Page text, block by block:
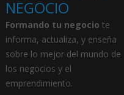
NEGOCIO
Formando tu negocio te
informa, actualiza, y enseña
sobre lo mejor del mundo de
los negocios y el
emprendimiento.